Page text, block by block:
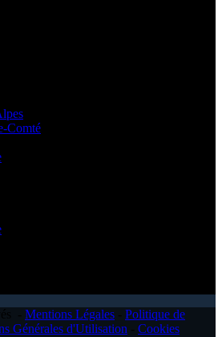
Comté
Mentions Légales
Politique de
Générales d'Utilisation
Cookies